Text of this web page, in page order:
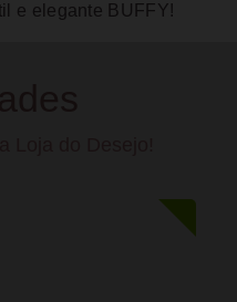
e elegante BUFFY!